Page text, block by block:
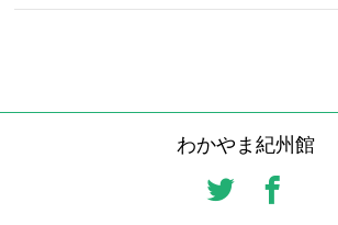
わかやま紀州館